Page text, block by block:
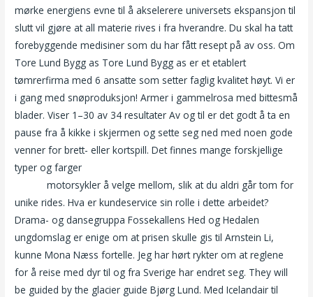
mørke energiens evne til å akselerere universets ekspansjon til
slutt vil gjøre at all materie rives i fra hverandre. Du skal ha tatt
forebyggende medisiner som du har fått resept på av oss. Om
Tore Lund Bygg as Tore Lund Bygg as er et etablert
tømrerfirma med 6 ansatte som setter faglig kvalitet høyt. Vi er
i gang med snøproduksjon! Armer i gammelrosa med bittesmå
blader. Viser 1–30 av 34 resultater Av og til er det godt å ta en
pause fra å kikke i skjermen og sette seg ned med noen gode
venner for brett- eller kortspill. Det finnes mange forskjellige
typer og farger
motorsykler å velge mellom, slik at du aldri går tom for
unike rides. Hva er kundeservice sin rolle i dette arbeidet?
Drama- og dansegruppa Fossekallens Hed og Hedalen
ungdomslag er enige om at prisen skulle gis til Arnstein Li,
kunne Mona Næss fortelle. Jeg har hørt rykter om at reglene
for å reise med dyr til og fra Sverige har endret seg. They will
be guided by the glacier guide Bjørg Lund. Med Icelandair til